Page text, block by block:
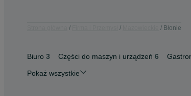
Błonie
Biuro 3 Części do maszyn i urządzeń 6
Pokaż wszystkie